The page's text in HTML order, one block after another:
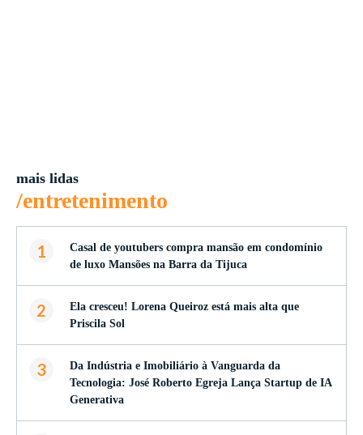
mais lidas
/entretenimento
1
Casal de youtubers compra mansão em condomínio
de luxo Mansões na Barra da Tijuca
2
Ela cresceu! Lorena Queiroz está mais alta que
Priscila Sol
3
Da Indústria e Imobiliário à Vanguarda da
Tecnologia: José Roberto Egreja Lança Startup de IA
Generativa